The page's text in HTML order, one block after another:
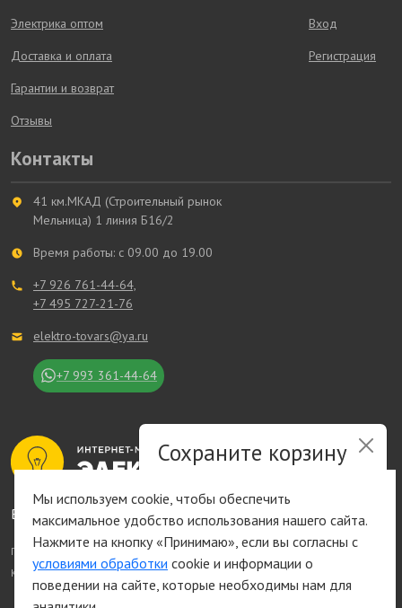
Все права защищены © 2014 - 2026
Политика обработки персональных данных
Карта сайта
Контакты
41 км.МКАД (Строительный рынок
Мельница) 1 линия Б16/2
Время работы: с 09.00 до 19.00
+7 926 761-44-64,
+7 495 727-21-76
elektro-tovars@ya.ru
+7 993 361-44-64
Электрика оптом
Доставка и оплата
Гарантии и возврат
Отзывы
Вход
Регистрация
Сохраните корзину
Быстрая авторизация на сайте
Мы используем cookie, чтобы обеспечить
максимальное удобство использования нашего сайта.
Нажмите на кнопку «Принимаю», если вы согласны с
условиями обработки cookie и информации о
поведении на сайте, которые необходимы нам для